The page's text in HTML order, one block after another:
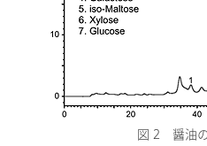
図 2 醤油